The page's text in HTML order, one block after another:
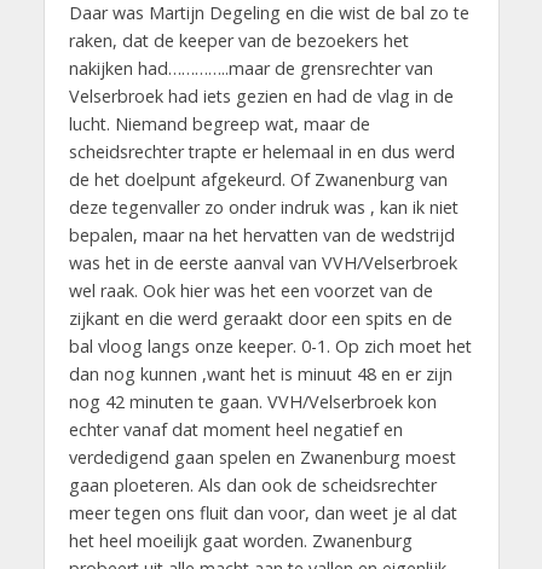
Daar was Martijn Degeling en die wist de bal zo te
raken, dat de keeper van de bezoekers het
nakijken had…………..maar de grensrechter van
Velserbroek had iets gezien en had de vlag in de
lucht. Niemand begreep wat, maar de
scheidsrechter trapte er helemaal in en dus werd
de het doelpunt afgekeurd. Of Zwanenburg van
deze tegenvaller zo onder indruk was , kan ik niet
bepalen, maar na het hervatten van de wedstrijd
was het in de eerste aanval van VVH/Velserbroek
wel raak. Ook hier was het een voorzet van de
zijkant en die werd geraakt door een spits en de
bal vloog langs onze keeper. 0-1. Op zich moet het
dan nog kunnen ,want het is minuut 48 en er zijn
nog 42 minuten te gaan. VVH/Velserbroek kon
echter vanaf dat moment heel negatief en
verdedigend gaan spelen en Zwanenburg moest
gaan ploeteren. Als dan ook de scheidsrechter
meer tegen ons fluit dan voor, dan weet je al dat
het heel moeilijk gaat worden. Zwanenburg